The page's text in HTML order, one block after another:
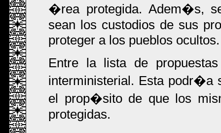
�rea protegida. Adem�s,
sean los custodios de sus
proteger a los pueblos ocultos.
Entre la lista de
interministerial. Esta podr�a
el prop�sito de que los
protegidas.